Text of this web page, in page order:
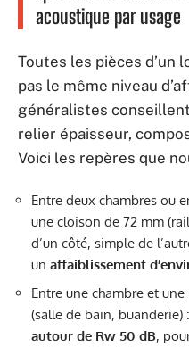
acoustique par usage
Toutes les pièces d’un
pas le même niveau
généralistes
relier épaisseur,
Voici les repères que
Entre deux chambres ou
une cloison de 72 mm
d’un côté, simple de
un affaiblissement
Entre une chambre et
(salle de bain, buanderie) :
autour de Rw 50 dB,